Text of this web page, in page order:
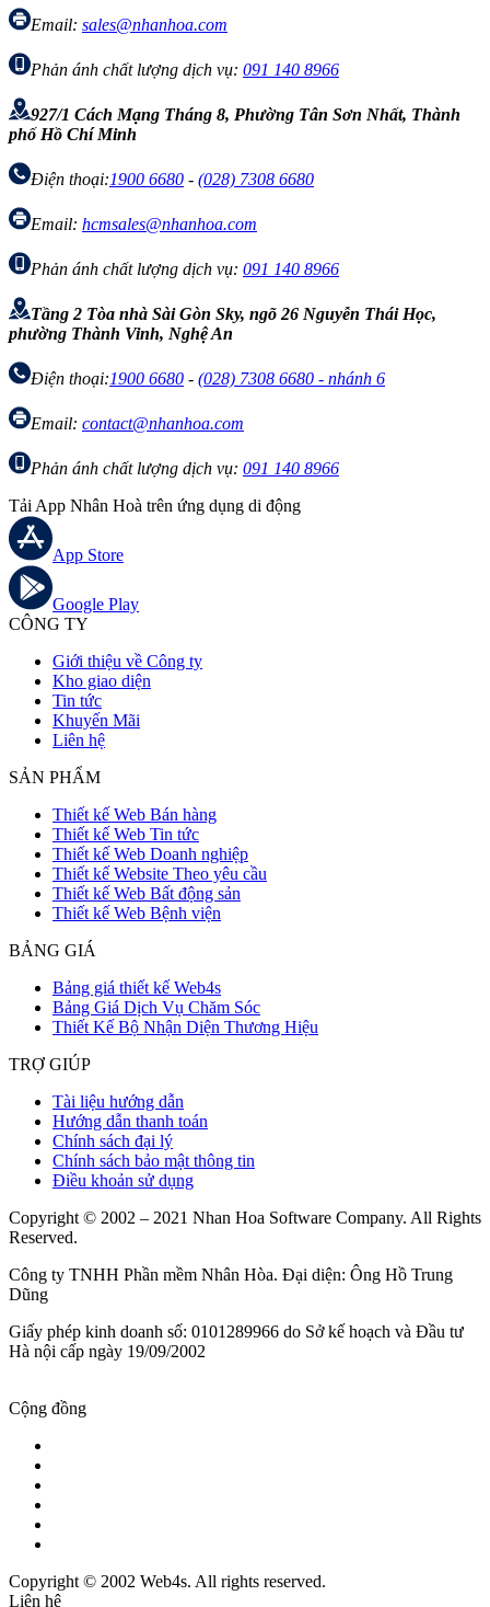
Email: sales@nhanhoa.com
Phản ánh chất lượng dịch vụ: 091 140 8966
927/1 Cách Mạng Tháng 8, Phường Tân Sơn Nhất, Thành
phố Hồ Chí Minh
Điện thoại:1900 6680 - (028) 7308 6680
Email: hcmsales@nhanhoa.com
Phản ánh chất lượng dịch vụ: 091 140 8966
Tầng 2 Tòa nhà Sài Gòn Sky, ngõ 26 Nguyễn Thái Học,
phường Thành Vinh, Nghệ An
Điện thoại:1900 6680 - (028) 7308 6680 - nhánh 6
Email: contact@nhanhoa.com
Phản ánh chất lượng dịch vụ: 091 140 8966
Tải App Nhân Hoà trên ứng dụng di động
App Store
Google Play
CÔNG TY
Giới thiệu về Công ty
Kho giao diện
Tin tức
Khuyến Mãi
Liên hệ
SẢN PHẨM
Thiết kế Web Bán hàng
Thiết kế Web Tin tức
Thiết kế Web Doanh nghiệp
Thiết kế Website Theo yêu cầu
Thiết kế Web Bất động sản
Thiết kế Web Bệnh viện
BẢNG GIÁ
Bảng giá thiết kế Web4s
Bảng Giá Dịch Vụ Chăm Sóc
Thiết Kế Bộ Nhận Diện Thương Hiệu
TRỢ GIÚP
Tài liệu hướng dẫn
Hướng dẫn thanh toán
Chính sách đại lý
Chính sách bảo mật thông tin
Điều khoản sử dụng
Copyright © 2002 – 2021 Nhan Hoa Software Company. All Rights
Reserved.
Công ty TNHH Phần mềm Nhân Hòa. Đại diện: Ông Hồ Trung
Dũng
Giấy phép kinh doanh số: 0101289966 do Sở kế hoạch và Đầu tư
Hà nội cấp ngày 19/09/2002
Cộng đồng
Copyright © 2002 Web4s. All rights reserved.
Liên hệ